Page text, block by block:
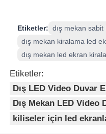
Etiketler: dış mekan sabit
dış mekan kiralama led
dış mekan led ekran
Etiketler:
Dış LED Video Duvar
Dış Mekan LED Video
kiliseler için led